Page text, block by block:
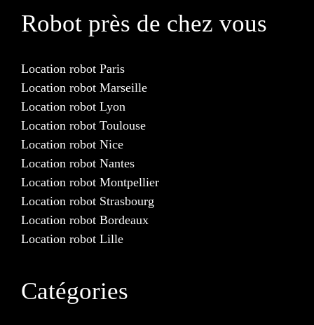
Robot près de chez vous
Location robot Paris
Location robot Marseille
Location robot Lyon
Location robot Toulouse
Location robot Nice
Location robot Nantes
Location robot Montpellier
Location robot Strasbourg
Location robot Bordeaux
Location robot Lille
Catégories